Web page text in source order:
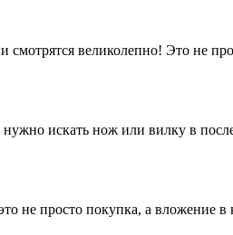
смотрятся великолепно! Это не
искать нож или вилку в
не просто покупка, а вложение в